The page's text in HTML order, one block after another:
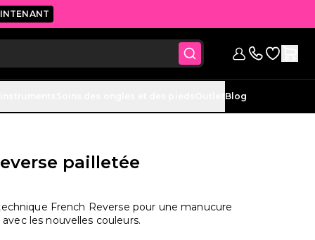
Accéder
Blog
pailletée
French Reverse pour une manucure
avec les nouvelles couleurs.